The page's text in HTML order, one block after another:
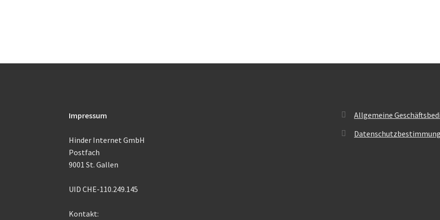
Impressum
Hinder Internet GmbH
Postfach
9001 St. Gallen
UID CHE-110.249.145
Kontakt:
Allgemeine